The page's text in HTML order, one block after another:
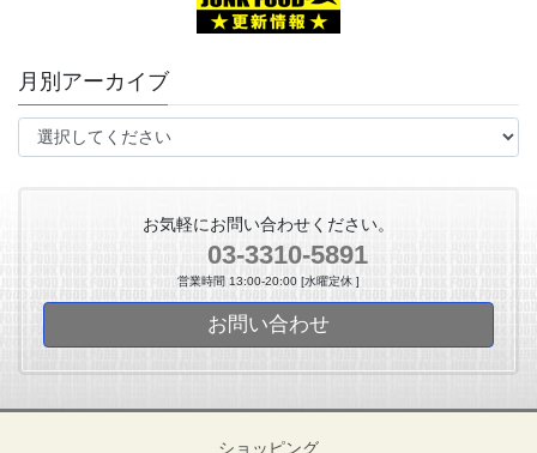
月別アーカイブ
お気軽にお問い合わせください。
03-3310-5891
営業時間 13:00-20:00 [水曜定休 ]
お問い合わせ
ショッピング